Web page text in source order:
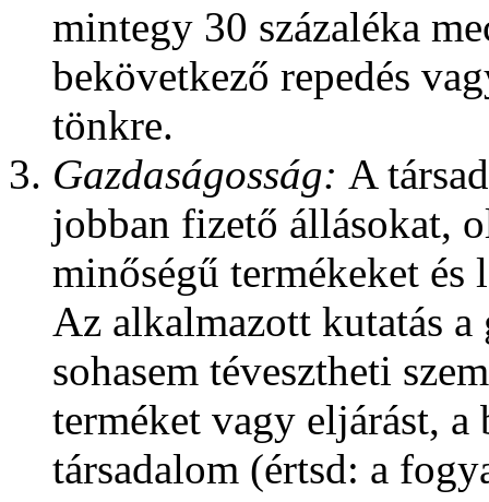
mintegy 30 százaléka
bekövetkező repedés
tönkre.
Gazdaságosság: A
jobban fizető állásokat,
minőségű termékeket és
Az alkalmazott kutatás a
sohasem tévesztheti
terméket vagy eljárást, a
társadalom (értsd: a